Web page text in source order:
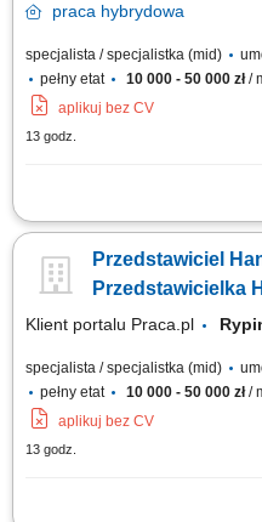
praca hybrydowa
specjalista / specjalistka (mid)
pełny etat
10 000 - 50 000 zł/
aplikuj bez CV
13 godz.
Doradzanie klientom w zakresie
prowadzenie spotkań
sprzedaży. Budowanie
Przedstawiciel
Przedstawicielka
Klient portalu Praca.pl
specjalista / specjalistka (mid)
pełny etat
10 000 - 50 000 zł/
aplikuj bez CV
13 godz.